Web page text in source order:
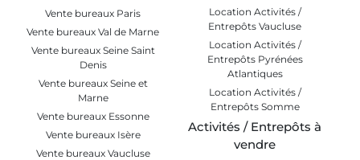
Vente bureaux Paris
Vente bureaux Val de Marne
Vente bureaux Seine Saint
Denis
Vente bureaux Seine et
Marne
Vente bureaux Essonne
Vente bureaux Isère
Vente bureaux Vaucluse
Location Activités /
Entrepôts Vaucluse
Location Activités /
Entrepôts Pyrénées
Atlantiques
Location Activités /
Entrepôts Somme
Activités / Entrepôts à
vendre